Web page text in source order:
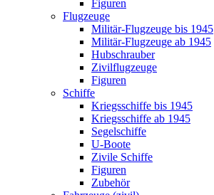
Figuren
Flugzeuge
Militär-Flugzeuge bis 1945
Militär-Flugzeuge ab 1945
Hubschrauber
Zivilflugzeuge
Figuren
Schiffe
Kriegsschiffe bis 1945
Kriegsschiffe ab 1945
Segelschiffe
U-Boote
Zivile Schiffe
Figuren
Zubehör